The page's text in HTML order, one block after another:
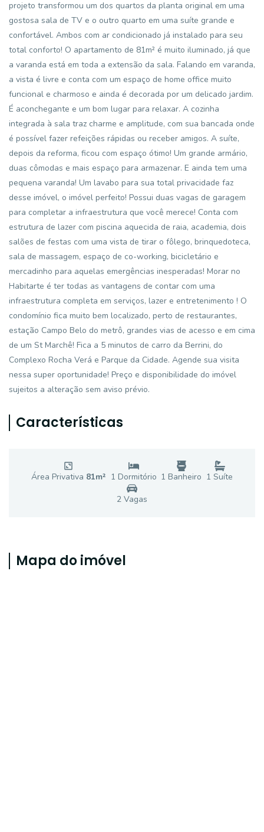
projeto transformou um dos quartos da planta original em uma
gostosa sala de TV e o outro quarto em uma suíte grande e
confortável. Ambos com ar condicionado já instalado para seu
total conforto! O apartamento de 81m² é muito iluminado, já que
a varanda está em toda a extensão da sala. Falando em varanda,
a vista é livre e conta com um espaço de home office muito
funcional e charmoso e ainda é decorada por um delicado jardim.
É aconchegante e um bom lugar para relaxar. A cozinha
integrada à sala traz charme e amplitude, com sua bancada onde
é possível fazer refeições rápidas ou receber amigos. A suíte,
depois da reforma, ficou com espaço ótimo! Um grande armário,
duas cômodas e mais espaço para armazenar. E ainda tem uma
pequena varanda! Um lavabo para sua total privacidade faz
desse imóvel, o imóvel perfeito! Possui duas vagas de garagem
para completar a infraestrutura que você merece! Conta com
estrutura de lazer com piscina aquecida de raia, academia, dois
salões de festas com uma vista de tirar o fôlego, brinquedoteca,
sala de massagem, espaço de co-working, bicicletário e
mercadinho para aquelas emergências inesperadas! Morar no
Habitarte é ter todas as vantagens de contar com uma
infraestrutura completa em serviços, lazer e entretenimento ! O
condomínio fica muito bem localizado, perto de restaurantes,
estação Campo Belo do metrô, grandes vias de acesso e em cima
de um St Marchê! Fica a 5 minutos de carro da Berrini, do
Complexo Rocha Verá e Parque da Cidade. Agende sua visita
nessa super oportunidade! Preço e disponibilidade do imóvel
sujeitos a alteração sem aviso prévio.
Características
Área Privativa 81m² 1 Dormitório 1 Banheiro 1 Suíte
2 Vagas
Mapa do imóvel